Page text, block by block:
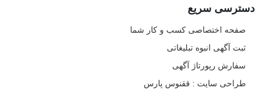
دسترسی سریع
صفحه اختصاصی کسب و کار شما
ثبت آگهی انبوه تبلیغاتی
سفارش رپورتاژ آگهی
طراحی سایت : ققنوس پارس